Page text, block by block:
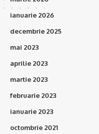
ianuarie 2026
decembrie 2025
mai 2023
aprilie 2023
martie 2023
februarie 2023
ianuarie 2023
octombrie 2021